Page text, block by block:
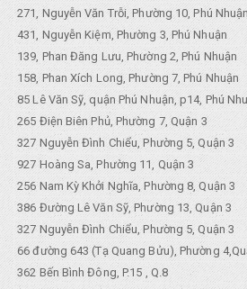
271, Nguyễn Văn Trỗi, Phường 10, Phú Nhuận
431, Nguyễn Kiệm, Phường 3, Phú Nhuận
139, Phan Đăng Lưu, Phường 2, Phú Nhuận
158, Phan Xích Long, Phường 7, Phú Nhuận
85 Lê Văn Sỹ, quận Phú Nhuận, p14, Phú
265 Điện Biên Phủ, Phường 7, Quận 3
327 Nguyễn Đình Chiểu, Phường 5, Quận 3
927 Hoàng Sa, Phường 11, Quận 3
256 Nam Kỳ Khởi Nghĩa, Phường 8, Quận 3
386 Đường Lê Văn Sỹ, Phường 13, Quận 3
327 Nguyễn Đình Chiểu, Phường 5, Quận 3
66 đường 643 (Tạ Quang Bửu), Phường
362 Bến Bình Đông, P.15 , Q.8